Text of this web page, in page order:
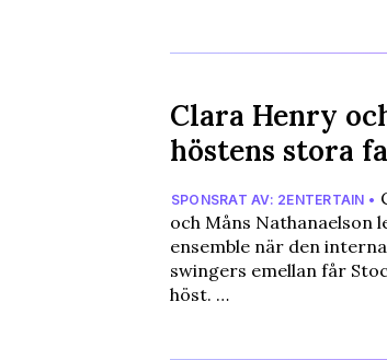
Clara Henry
höstens stora
SPONSRAT AV: 2ENTERTAIN •
och Måns Nathanaelson
ensemble när den
swingers emellan får
höst. …